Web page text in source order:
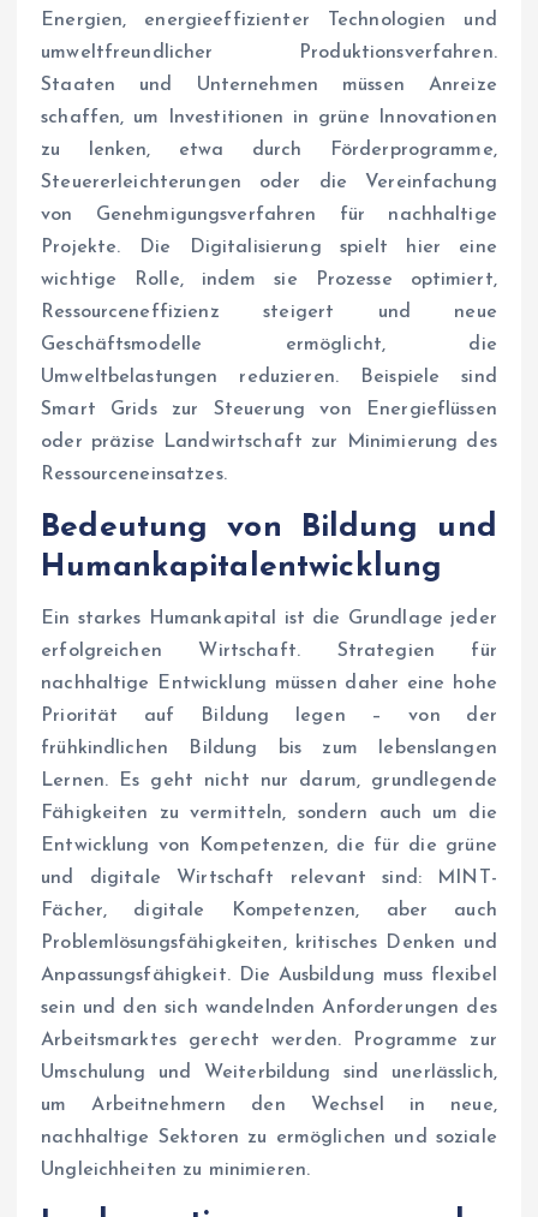
Energien, energieeffizienter Technologien und
umweltfreundlicher Produktionsverfahren.
Staaten und Unternehmen müssen Anreize
schaffen, um Investitionen in grüne Innovationen
zu lenken, etwa durch Förderprogramme,
Steuererleichterungen oder die Vereinfachung
von Genehmigungsverfahren für nachhaltige
Projekte. Die Digitalisierung spielt hier eine
wichtige Rolle, indem sie Prozesse optimiert,
Ressourceneffizienz steigert und neue
Geschäftsmodelle ermöglicht, die
Umweltbelastungen reduzieren. Beispiele sind
Smart Grids zur Steuerung von Energieflüssen
oder präzise Landwirtschaft zur Minimierung des
Ressourceneinsatzes.
Bedeutung von Bildung und
Humankapitalentwicklung
Ein starkes Humankapital ist die Grundlage jeder
erfolgreichen Wirtschaft. Strategien für
nachhaltige Entwicklung müssen daher eine hohe
Priorität auf Bildung legen – von der
frühkindlichen Bildung bis zum lebenslangen
Lernen. Es geht nicht nur darum, grundlegende
Fähigkeiten zu vermitteln, sondern auch um die
Entwicklung von Kompetenzen, die für die grüne
und digitale Wirtschaft relevant sind: MINT-
Fächer, digitale Kompetenzen, aber auch
Problemlösungsfähigkeiten, kritisches Denken und
Anpassungsfähigkeit. Die Ausbildung muss flexibel
sein und den sich wandelnden Anforderungen des
Arbeitsmarktes gerecht werden. Programme zur
Umschulung und Weiterbildung sind unerlässlich,
um Arbeitnehmern den Wechsel in neue,
nachhaltige Sektoren zu ermöglichen und soziale
Ungleichheiten zu minimieren.